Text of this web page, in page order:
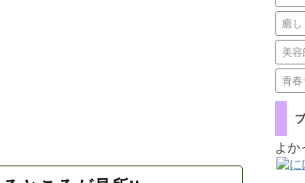
癒し
美容
青春
よか